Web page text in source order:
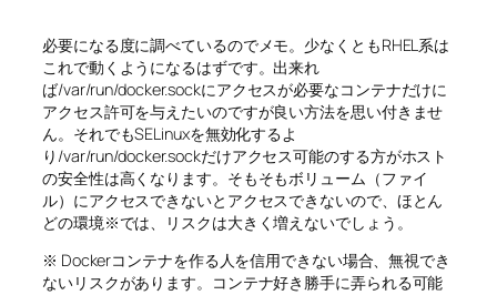
必要になる度に調べているのでメモ。少なくともRHEL系は
これで動くようになるはずです。出来れ
ば/var/run/docker.sockにアクセスが必要なコンテナだけに
アクセス許可を与えたいのですが良い方法を思い付きませ
ん。それでもSELinuxを無効化するよ
り/var/run/docker.sockだけアクセス可能のする方がホスト
の安全性は高くなります。そもそもボリューム（ファイ
ル）にアクセスできないとアクセスできないので、ほとん
どの環境※では、リスクは大きく増えないでしょう。
※ Dockerコンテナを作る人を信用できない場合、無視でき
ないリスクがあります。コンテナ好き勝手に弄られる可能